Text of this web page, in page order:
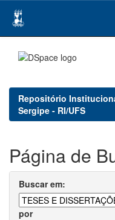
navigation
Repositório
Sergipe - RI/UFS
Página de
Buscar em:
por